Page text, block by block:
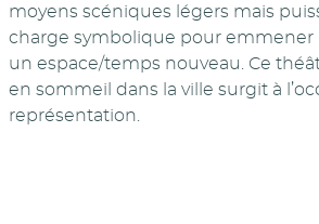
moyens scéniques légers mais
charge symbolique pour emmener
un espace/temps nouveau. Ce
en sommeil dans la ville surgit à
représentation.